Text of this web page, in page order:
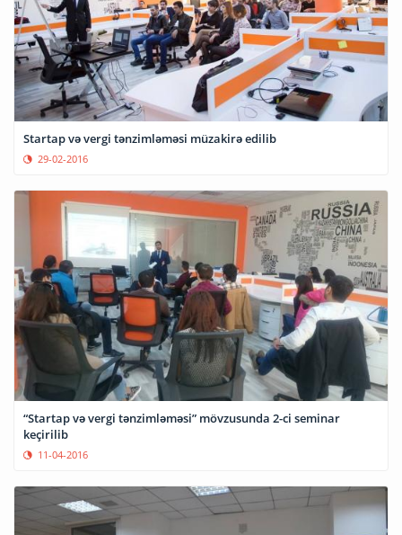
Startap və vergi tənzimləməsi müzakirə edilib
29-02-2016
“Startap və vergi tənzimləməsi” mövzusunda 2-ci seminar
keçirilib
11-04-2016